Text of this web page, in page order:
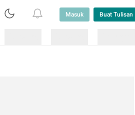
Masuk Buat Tulisan